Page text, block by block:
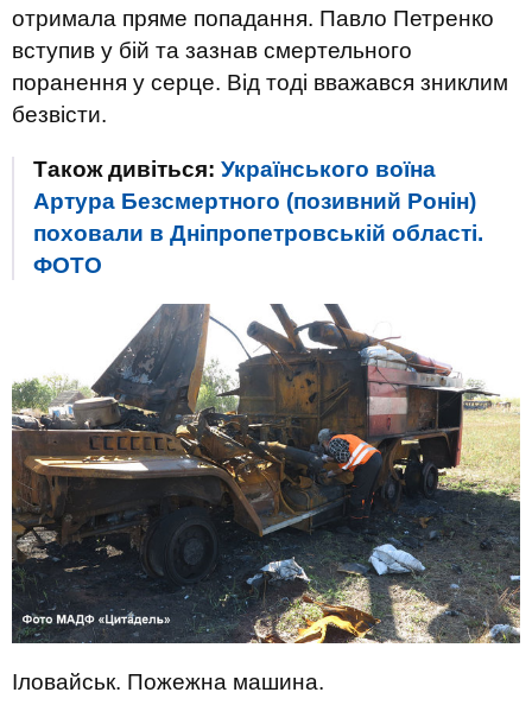
отримала пряме попадання. Павло Петренко
вступив у бій та зазнав смертельного
поранення у серце. Від тоді вважався зниклим
безвісти.
Також дивіться: Українського воїна
Артура Безсмертного (позивний Ронін)
поховали в Дніпропетровській області.
ФОТО
Іловайськ. Пожежна машина.